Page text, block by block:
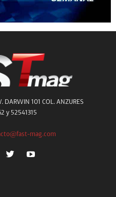
DARWIN 101 COL. ANZURES
y 52541315
mag.com